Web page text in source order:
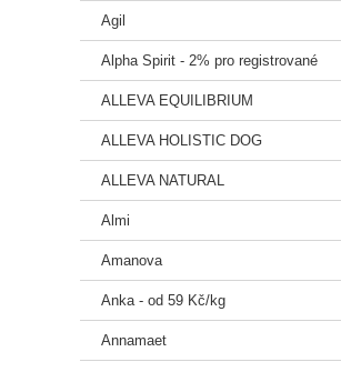
Agil
Alpha Spirit - 2% pro registrované
ALLEVA EQUILIBRIUM
ALLEVA HOLISTIC DOG
ALLEVA NATURAL
Almi
Amanova
Anka - od 59 Kč/kg
Annamaet